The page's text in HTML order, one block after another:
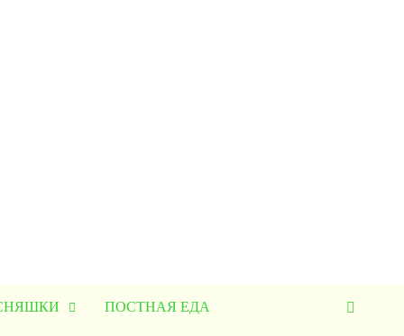
ПОСТНАЯ ЕДА